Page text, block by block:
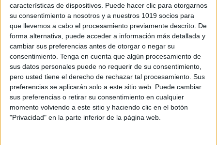
características de dispositivos. Puede hacer clic para otorgarnos
su consentimiento a nosotros y a nuestros 1019 socios para
que llevemos a cabo el procesamiento previamente descrito. De
forma alternativa, puede acceder a información más detallada y
cambiar sus preferencias antes de otorgar o negar su
consentimiento. Tenga en cuenta que algún procesamiento de
sus datos personales puede no requerir de su consentimiento,
pero usted tiene el derecho de rechazar tal procesamiento. Sus
preferencias se aplicarán solo a este sitio web. Puede cambiar
sus preferencias o retirar su consentimiento en cualquier
momento volviendo a este sitio y haciendo clic en el botón
"Privacidad" en la parte inferior de la página web.